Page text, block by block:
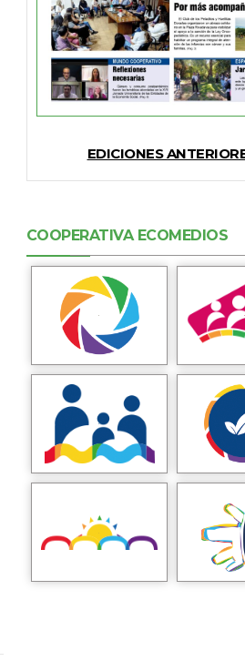
EDICIONES
COOPERATIVA ECOMEDIOS